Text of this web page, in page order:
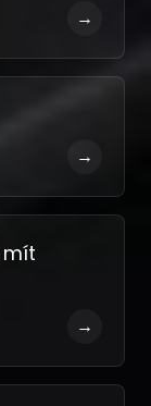
→
→
mít
→